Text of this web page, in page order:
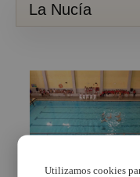
La Nucía
Utilizamos cookies